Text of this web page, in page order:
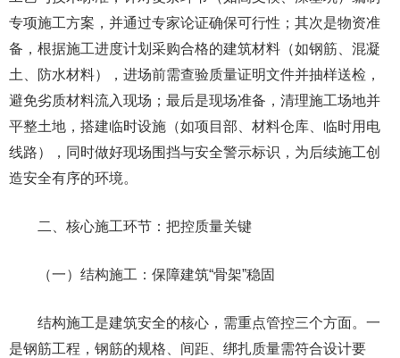
专项施工方案，并通过专家论证确保可行性；其次是物资准
备，根据施工进度计划采购合格的建筑材料（如钢筋、混凝
土、防水材料），进场前需查验质量证明文件并抽样送检，
避免劣质材料流入现场；最后是现场准备，清理施工场地并
平整土地，搭建临时设施（如项目部、材料仓库、临时用电
线路），同时做好现场围挡与安全警示标识，为后续施工创
造安全有序的环境。
二、核心施工环节：把控质量关键
（一）结构施工：保障建筑“骨架”稳固
结构施工是建筑安全的核心，需重点管控三个方面。一
是钢筋工程，钢筋的规格、间距、绑扎质量需符合设计要